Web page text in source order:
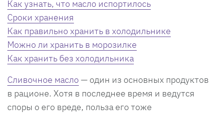
Как узнать, что масло испортилось
Сроки хранения
Как правильно хранить в холодильнике
Можно ли хранить в морозилке
Как хранить без холодильника
Сливочное масло — один из основных продуктов
в рационе. Хотя в последнее время и ведутся
споры о его вреде, польза его тоже